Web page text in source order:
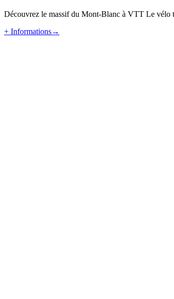
Découvrez le massif du Mont-Blanc à VTT Le vélo
+ Informations→